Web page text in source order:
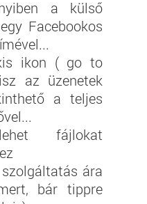
a külső
Facebookos
ikon ( go to
az üzenetek
a teljes
fájlokat
ára
bár tippre